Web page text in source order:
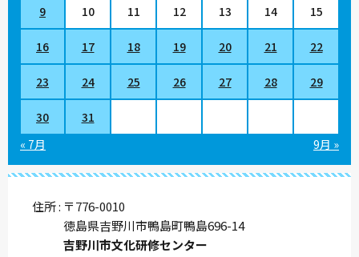
9 10 11 12 13 14 15
16 17 18 19 20 21 22
23 24 25 26 27 28 29
30
31
« 7月
9月 »
住所 〒776-0010
徳島県吉野川市鴨島町鴨島696-14
吉野川市文化研修センター